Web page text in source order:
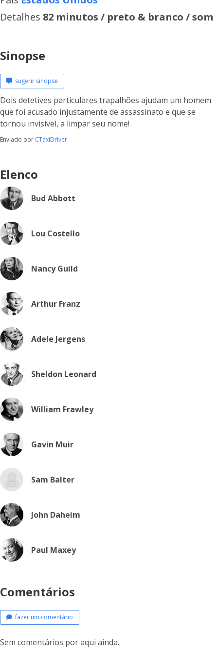
Detalhes 82 minutos / preto & branco / som
Sinopse
sugerir sinopse
Dois detetives particulares trapalhões ajudam um homem
que foi acusado injustamente de assassinato e que se
tornou invisível, a limpar seu nome!
Enviado por CTaxiDriver
Elenco
Bud Abbott
Lou Costello
Nancy Guild
Arthur Franz
Adele Jergens
Sheldon Leonard
William Frawley
Gavin Muir
Sam Balter
John Daheim
Paul Maxey
Comentários
fazer um comentário
Sem comentários por aqui ainda.